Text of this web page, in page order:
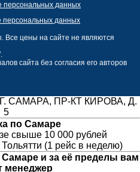
персональных данных
персональных данных
цены на сайте не являются
сайта без согласия его авторов
Г. САМАРА, ПР-КТ КИРОВА, Д.
5
по Самаре
свыше 10 000 рублей
(1 рейс в неделю)
и за её пределы вам
менеджер